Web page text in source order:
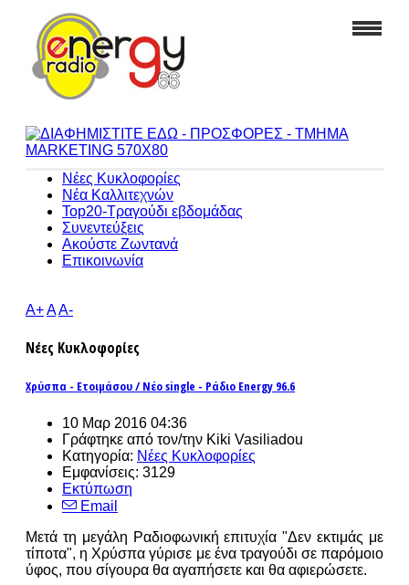
Νέες Κυκλοφορίες
Νέα Καλλιτεχνών
Top20-Τραγούδι εβδομάδας
Συνεντεύξεις
Ακούστε Ζωντανά
Επικοινωνία
A+AA-
Νέες Κυκλοφορίες
Χρύσπα - Ετοιμάσου / Νέο single - Ράδιο Energy 96.6
10 Μαρ 2016 04:36
Γράφτηκε από τον/την Kiki Vasiliadou
Κατηγορία: Νέες Κυκλοφορίες
Εμφανίσεις: 3129
Εκτύπωση
Email
Μετά τη μεγάλη Ραδιοφωνική επιτυχία "Δεν εκτιμάς με
τίποτα", η Χρύσπα γύρισε με ένα τραγούδι σε παρόμοιο
ύφος, που σίγουρα θα αγαπήσετε και θα αφιερώσετε.